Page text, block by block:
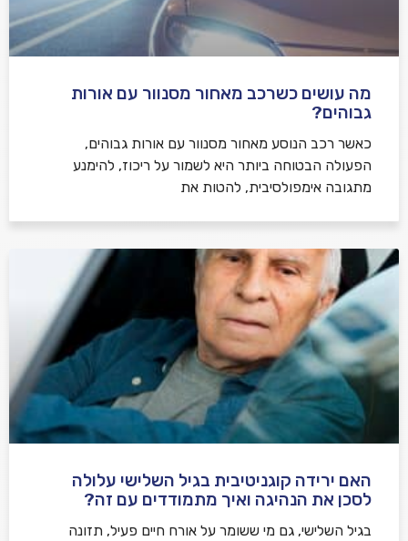
מה עושים כשרכב מאחור מסנוור עם אורות
גבוהים?
כאשר רכב הנוסע מאחור מסנוור עם אורות גבוהים,
הפעולה הבטוחה ביותר היא לשמור על ריכוז, להימנע
מתגובה אימפולסיבית, להטות את
האם ירידה קוגניטיבית בגיל השלישי עלולה
לסכן את הנהיגה ואיך מתמודדים עם זה?
בגיל השלישי, גם מי ששומר על אורח חיים פעיל, תזונה